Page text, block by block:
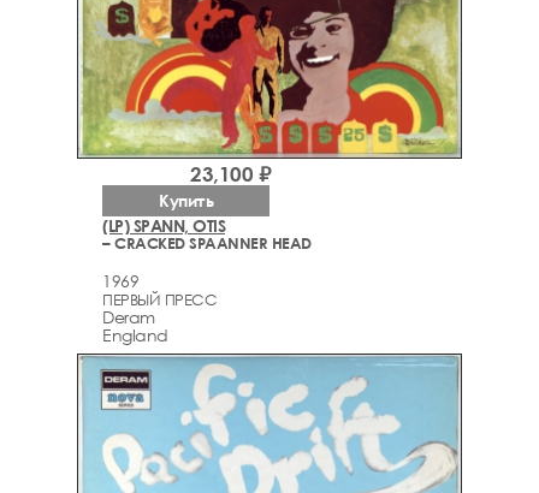
(LP) SPANN, OTIS
– CRACKED SPAANNER HEAD
1969
ПЕРВЫЙ ПРЕСС
Deram
England
23,100 ₽
Купить